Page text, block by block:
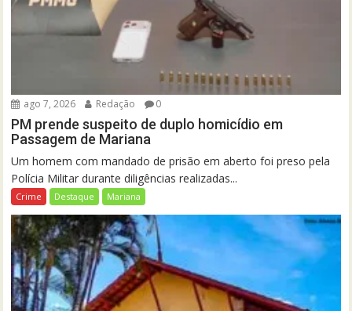
ago 7, 2026 Redação 0
PM prende suspeito de duplo homicídio em
Passagem de Mariana
Um homem com mandado de prisão em aberto foi preso pela
Polícia Militar durante diligências realizadas...
Crime Destaque Mariana